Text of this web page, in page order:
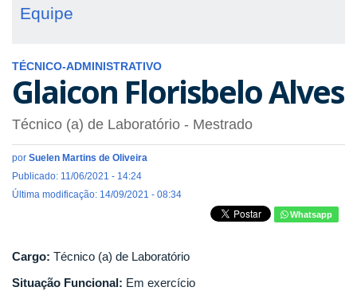
Equipe
TÉCNICO-ADMINISTRATIVO
Glaicon Florisbelo Alves
Técnico (a) de Laboratório - Mestrado
por Suelen Martins de Oliveira
Publicado: 11/06/2021 - 14:24
Última modificação: 14/09/2021 - 08:34
Whatsapp
Cargo: Técnico (a) de Laboratório
Situação Funcional: Em exercício